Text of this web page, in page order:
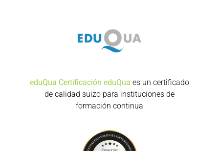
eduQua Certificación eduQua es un certificado
de calidad suizo para instituciones de
formación continua